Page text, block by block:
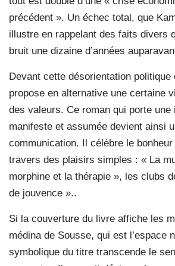
précédent ». Un échec total, que
illustre en rappelant des faits divers
bruit une dizaine d’années
Devant cette désorientation politique
propose en alternative une certaine
des valeurs. Ce roman qui porte une
manifeste et assumée devient ainsi
communication. Il célèbre le
travers des plaisirs simples : « La
morphine et la thérapie », les clubs
de jouvence »..
Si la couverture du livre affiche les
médina de Sousse, qui est l’espace
symbolique du titre transcende le